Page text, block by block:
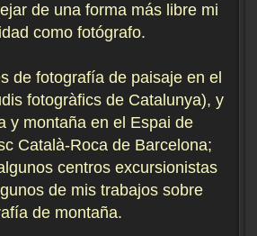
de una forma más libre mi
como fotógrafo.
de fotografía de paisaje en el
fotogràfics de Catalunya), y
y montaña en el Espai de
Català-Roca de Barcelona;
centros excursionistas
de mis trabajos sobre
de montaña.